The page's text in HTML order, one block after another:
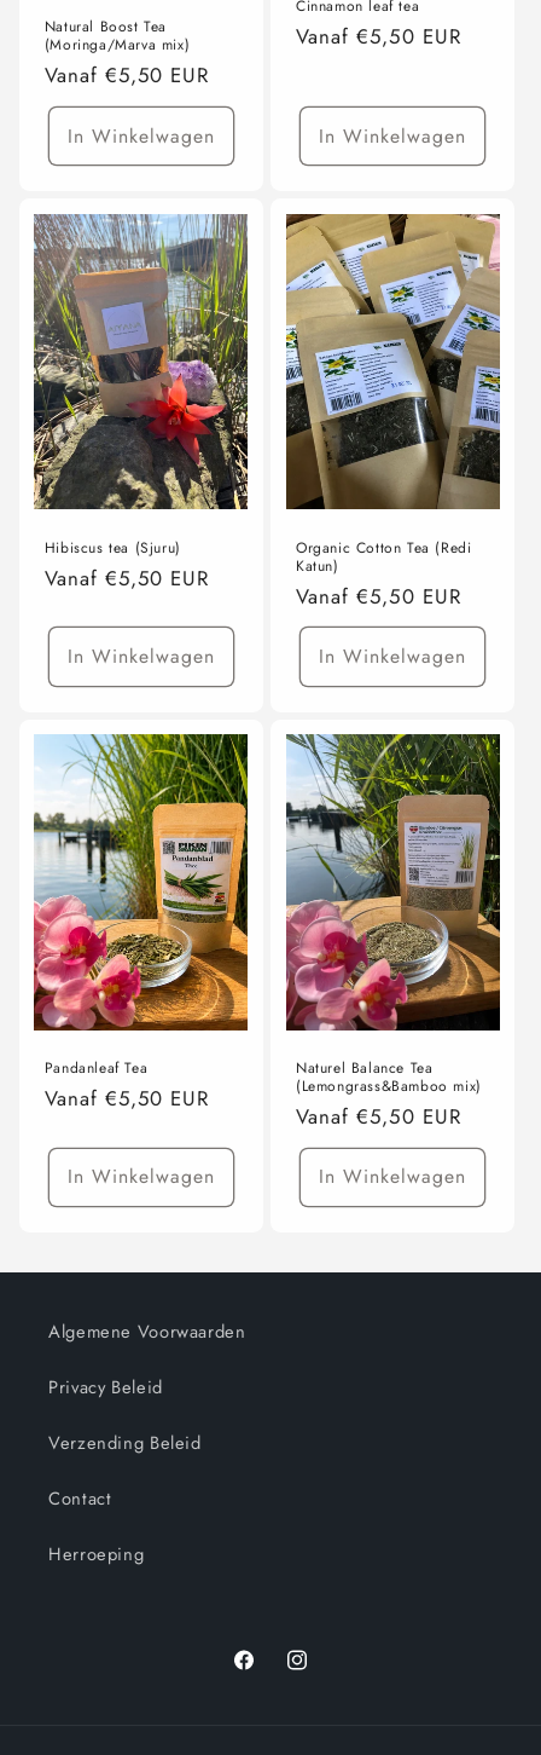
Natural Boost Tea
(Moringa/Marva mix)
Normale
prijs
Vanaf €5,50 EUR
In Winkelwagen
Cinnamon leaf tea
Normale
Vanaf €5,50 EUR
In Winkelwagen
Hibiscus tea (Sjuru)
Normale
Vanaf €5,50 EUR
In Winkelwagen
Organic Cotton Tea (Redi
Katun)
Normale
prijs
Vanaf €5,50 EUR
In Winkelwagen
Pandanleaf Tea
Normale
Vanaf €5,50 EUR
In Winkelwagen
Naturel Balance Tea
(Lemongrass&Bamboo mix)
Normale
prijs
Vanaf €5,50 EUR
In Winkelwagen
Algemene Voorwaarden
Privacy Beleid
Verzending Beleid
Contact
Herroeping
FacebookInstagram